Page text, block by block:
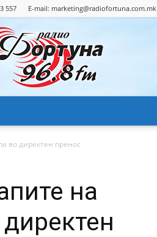
557 E-mail: marketing@radiofortuna.com.mk
Радио
во директен пренос
на